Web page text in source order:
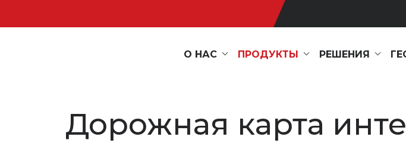
О НАС ПРОДУКТЫ РЕШЕНИЯ
Дорожная карта